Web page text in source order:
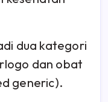
dua kategori
dan obat
generic).